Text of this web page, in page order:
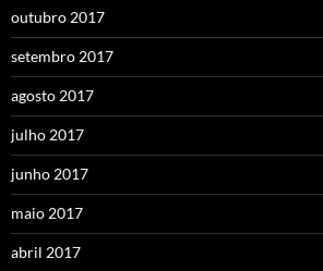
outubro 2017
setembro 2017
agosto 2017
julho 2017
junho 2017
maio 2017
abril 2017